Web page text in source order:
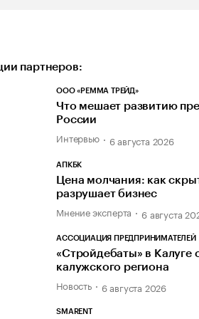
партнеров:
ООО «РЕММА ТРЕЙД»
Что мешает развитию
России
Интервью 6 августа 2026
АПКБК
Цена молчания: как
разрушает бизнес
Мнение эксперта 6 августа
АССОЦИАЦИЯ ПРЕДПРИНИМАТЕЛЕЙ
«Стройдебаты» в Калуге
калужского региона
Новость 6 августа 2026
SMARENT